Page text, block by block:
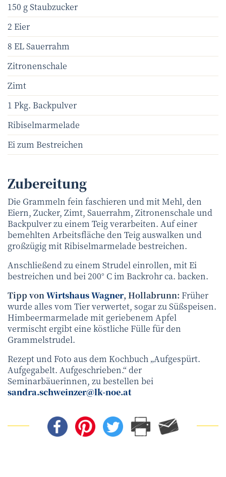
150 g Staubzucker
2 Eier
8 EL Sauerrahm
Zitronenschale
Zimt
1 Pkg. Backpulver
Ribiselmarmelade
Ei zum Bestreichen
Zubereitung
Die Grammeln fein faschieren und mit Mehl, den
Eiern, Zucker, Zimt, Sauerrahm, Zitronenschale und
Backpulver zu einem Teig verarbeiten. Auf einer
bemehlten Arbeitsfläche den Teig auswalken und
großzügig mit Ribiselmarmelade bestreichen.
Anschließend zu einem Strudel einrollen, mit Ei
bestreichen und bei 200° C im Backrohr ca. backen.
Tipp vonWirtshaus Wagner, Hollabrunn: Früher
wurde alles vom Tier verwertet, sogar zu Süßspeisen.
Himbeermarmelade mit geriebenem Apfel
vermischt ergibt eine köstliche Fülle für den
Grammelstrudel.
Rezept und Foto aus dem Kochbuch „Aufgespürt.
Aufgegabelt. Aufgeschrieben.“ der
Seminarbäuerinnen, zu bestellen bei
sandra.schweinzer@lk-noe.at